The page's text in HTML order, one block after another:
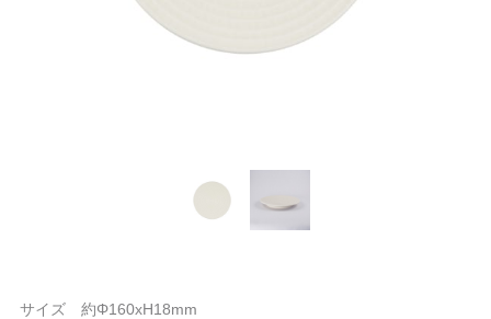
サイズ 約Φ160xH18mm